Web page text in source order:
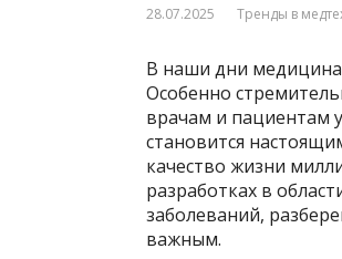
28.07.2025 Тренды в
В наши дни медицина
Особенно
врачам и пациентам
становится
качество жизни
разработках в
заболеваний,
важным.